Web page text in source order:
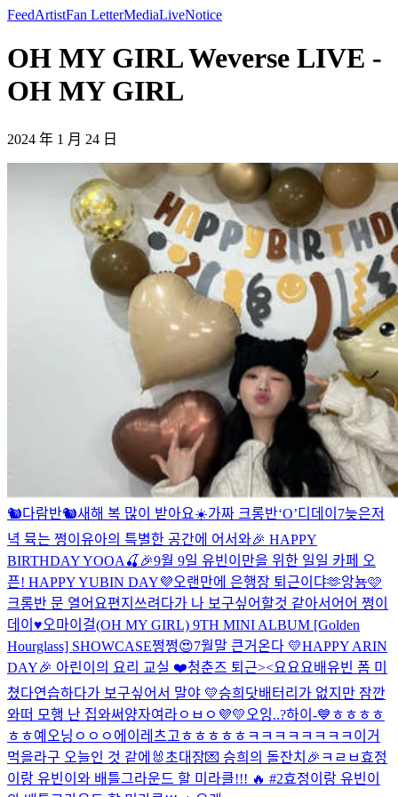
FeedArtistFan LetterMediaLiveNotice
OH MY GIRL Weverse LIVE -
OH MY GIRL
2024 年 1 月 24 日
🐿다람반🐿새해 복 많이 받아요☀️가짜 크롱반‘O’디데이7늦은저
녁 뮥는 쩡이 유아의 특별한 공간에 어서와🎉 HAPPY
BIRTHDAY YOOA🍒 🎉9월 9일 유빈이만을 위한 일일 카페 오
픈! HAPPY YUBIN DAY💜오랜만에 은행장 퇴근이댜🫶앙뇽🩷
크롱반 문 열어요편지쓰려다가 나 보구싶어할것 같아서어어 쩡이
데이♥오마이걸(OH MY GIRL) 9TH MINI ALBUM [Golden
Hourglass] SHOWCASE쩡쩡😍7월말 큰거온다 💛HAPPY ARIN
DAY🎉 아린이의 요리 교실 ❤️청춘즈 퇴근><요요요배유빈 폼 미
쳤다연습하다가 보구싶어서 말야 💛승희닷배터리가 없지만 잠깐
와떠 모행 난 집와써 양자여라ㅇㅂㅇ 💜💛 오잉..?하이-💙 ㅎㅎㅎㅎ
ㅎㅎ예오닝 ㅇㅇㅇ 에이 레츠고 ㅎㅎㅎㅎㅎ ㅋㅋㅋㅋㅋㅋㅋㅋ 이거
먹을라구 오늘인 것 같에🐰 초대장💌 승희의 돌잔치🎉 ㅋㄹㅂ 효정
이랑 유빈이와 배틀그라운드 할 미라클!!! 🔥 #2효정이랑 유빈이